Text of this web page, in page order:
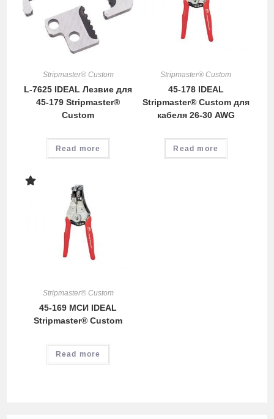
Stripmaster® Custom
L-7625 IDEAL Лезвие для
45-179 Stripmaster®
Custom
Read more
Stripmaster® Custom
45-178 IDEAL
Stripmaster® Custom для
кабеля 26-30 AWG
Read more
Stripmaster® Custom
45-169 МСИ IDEAL
Stripmaster® Custom
Read more